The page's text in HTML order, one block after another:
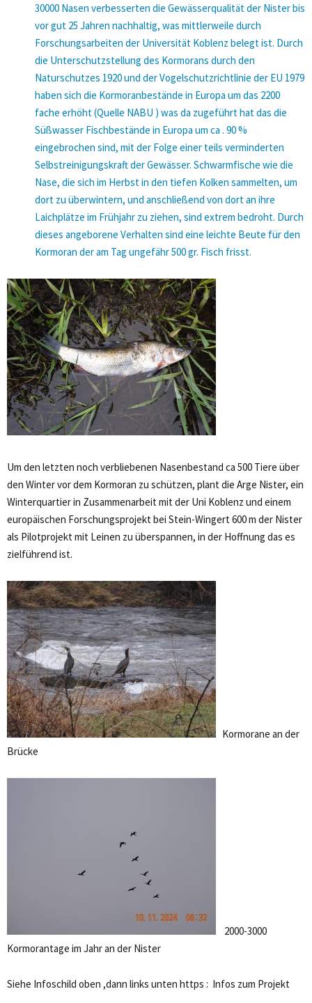
30000 Nasen verbesserten die Gewässerqualitätder Nister bis
vor gut 25 Jahren nachhaltig, was mittlerweile durch
Forschungsarbeiten der Universität Koblenz belegt ist. Durch
die Unterschutzstellung des Kormorans durch den
Naturschutzes 1920 und der Vogelschutzrichtlinie der EU 1979
haben sich die Kormoranbestände in Europa um das 2200
fache erhöht (Quelle NABU ) was da zugeführt hat das die
Süßwasser Fischbestände in Europa um ca . 90 %
eingebrochen sind, mit der Folge einer teils verminderten
Selbstreinigungskraft der Gewässer. Schwarmfische wie die
Nase, die sich im Herbst in den tiefen Kolken sammelten, um
dort zu überwintern, und anschließend von dort an ihre
Laichplätze im Frühjahr zu ziehen, sind extrem bedroht. Durch
dieses angeborene Verhalten sind eine leichte Beute für den
Kormoran der am Tag ungefähr 500 gr. Fisch frisst.
Um den letzten noch verbliebenen Nasenbestand ca 500 Tiere über
den Winter vor dem Kormoran zu schützen, plant die Arge Nister, ein
Winterquartier in Zusammenarbeit mit der Uni Koblenz und einem
europäischen Forschungsprojekt bei Stein-Wingert 600 m der Nister
als Pilotprojekt mit Leinen zu überspannen, in der Hoffnung das es
zielführend ist.
Kormorane an der
Brücke
2000-3000
Kormorantage im Jahr an der Nister
Siehe Infoschild oben ,dann links unten https : Infos zum Projekt